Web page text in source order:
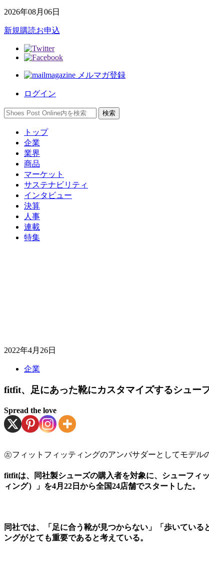
2026年08月06日
新規購読お申込
メルマガ登録
ログイン
トップ
企業
業界
商品
マーケット
サステナビリティ
インタビュー
決算
人事
連載
特集
2022年4月26日
企業
fitfit、足にあった靴にカスタマイズするシュ
Spread the love
㊧フィットフィッティングのアンバサダーとしてモデ
fitfitは、同社製シューズの購入者を対象に、シューフィ
ィング）」を4月22日から全国24店舗でスタートした。
同社では、「足に合う靴が見つからない」「歩いてい
ングがとても重要であると考えている。